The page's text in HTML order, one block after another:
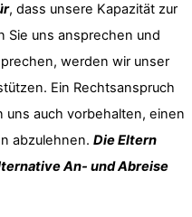
, dass unsere Kapazität zur
Sie uns ansprechen und
werden wir unser
Ein Rechtsanspruch
auch vorbehalten, einen
abzulehnen. Die Eltern
An- und Abreise